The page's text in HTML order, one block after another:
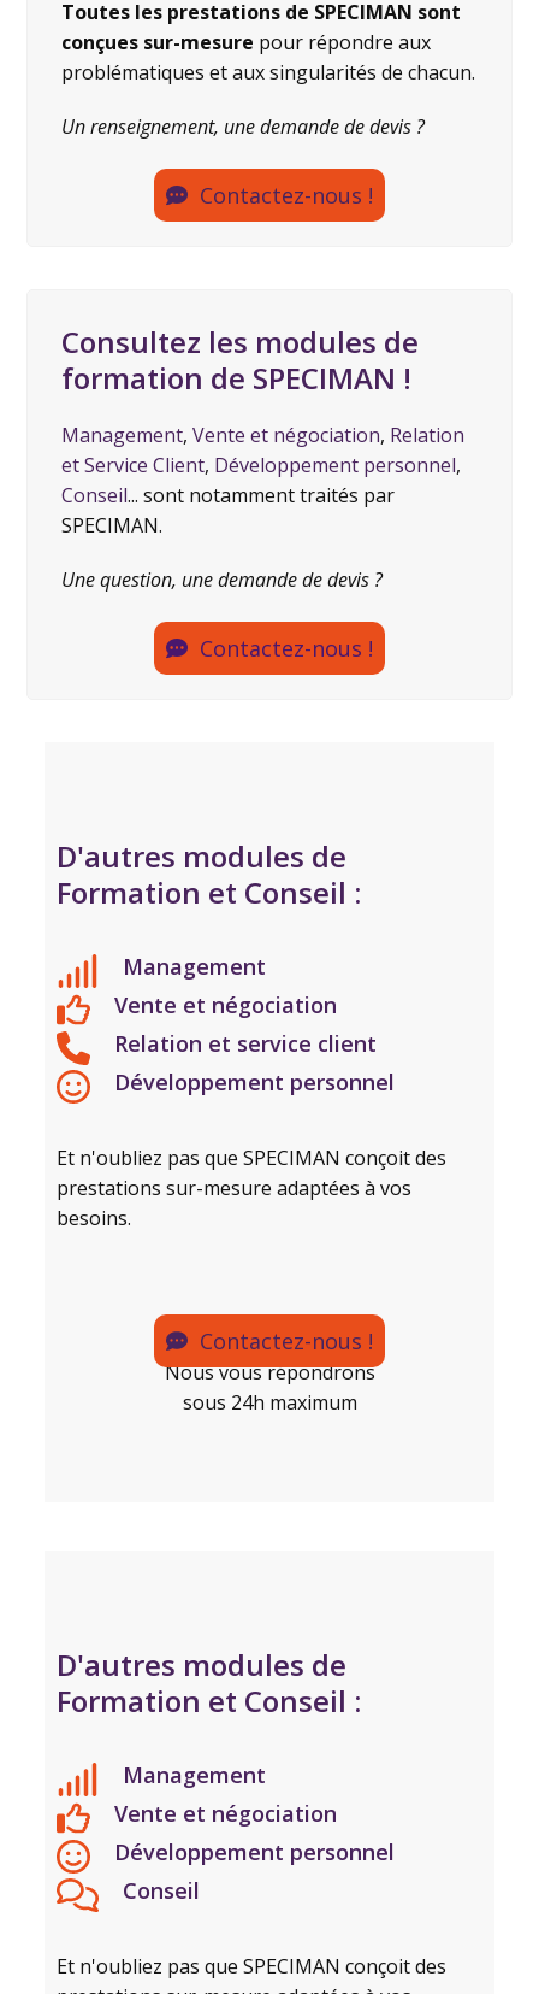
Toutes les prestations de SPECIMAN sont
conçues sur-mesure pour répondre aux
problématiques et aux singularités de chacun.
Un renseignement, une demande de devis ?
Contactez-nous !
Consultez les modules de
formation de SPECIMAN !
Management,Vente et négociation, Relation
et Service Client, Développement personnel,
Conseil... sont notamment traités par
SPECIMAN.
Une question, une demande de devis ?
Contactez-nous !
D'autres modules de
Formation et Conseil :
Management
Vente et négociation
Relation et service client
Développement personnel
Et n'oubliez pas que SPECIMAN conçoit des
prestations sur-mesure adaptées à vos
besoins.
Contactez-nous !
Nous vous répondrons
sous 24h maximum
D'autres modules de
Formation et Conseil :
Management
Vente et négociation
Développement personnel
Conseil
Et n'oubliez pas que SPECIMAN conçoit des